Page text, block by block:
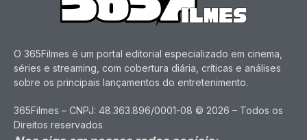
O 365Filmes é um portal editorial especializado em cinema,
séries e streaming, com cobertura diária, críticas e análises
sobre os principais lançamentos do entretenimento.
365Filmes – CNPJ: 48.363.896/0001-08 © 2026 – Todos os
Direitos reservados